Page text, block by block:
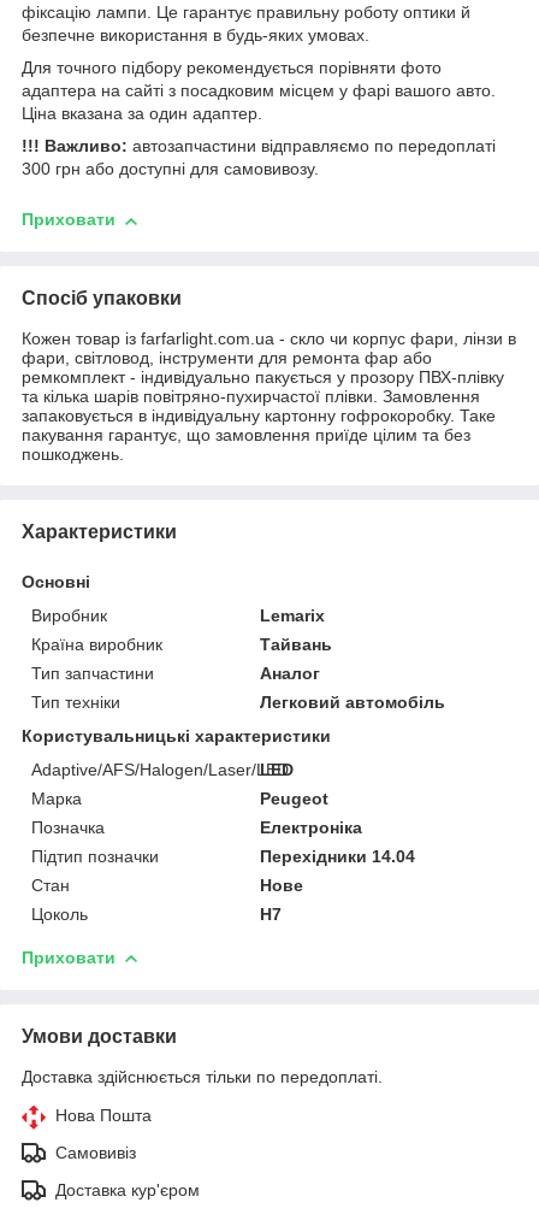
фіксацію лампи. Це гарантує правильну роботу оптики й
безпечне використання в будь-яких умовах.
Для точного підбору рекомендується порівняти фото
адаптера на сайті з посадковим місцем у фарі вашого авто.
Ціна вказана за один адаптер.
!!! Важливо: автозапчастини відправляємо по передоплаті
300 грн або доступні для самовивозу.
Приховати
Спосіб упаковки
Кожен товар із farfarlight.com.ua - скло чи корпус фари, лінзи в
фари, світловод, інструменти для ремонта фар або
ремкомплект - індивідуально пакується у прозору ПВХ-плівку
та кілька шарів повітряно-пухирчастої плівки. Замовлення
запаковується в індивідуальну картонну гофрокоробку. Таке
пакування гарантує, що замовлення приїде цілим та без
пошкоджень.
Характеристики
Основні
Виробник
Lemarix
Країна виробник
Тайвань
Тип запчастини
Аналог
Тип техніки
Легковий автомобіль
Користувальницькі характеристики
Adaptive/AFS/Halogen/Laser/LED
LED
Марка
Peugeot
Позначка
Електроніка
Підтип позначки
Перехідники 14.04
Стан
Нове
Цоколь
H7
Приховати
Умови доставки
Доставка здійснюється тільки по передоплаті.
Нова Пошта
Самовивіз
Доставка кур'єром